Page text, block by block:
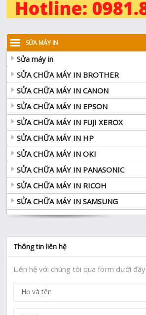
SỬA MÁY IN
Sửa máy in
SỬA CHỮA MÁY IN BROTHER
SỬA CHỮA MÁY IN CANON
SỬA CHỮA MÁY IN EPSON
SỬA CHỮA MÁY IN FUJI XEROX
SỬA CHỮA MÁY IN HP
SỬA CHỮA MÁY IN OKI
SỬA CHỮA MÁY IN PANASONIC
SỬA CHỮA MÁY IN RICOH
SỬA CHỮA MÁY IN SAMSUNG
Thông tin liên hệ
Liên hệ với chúng tôi qua form dưới đây